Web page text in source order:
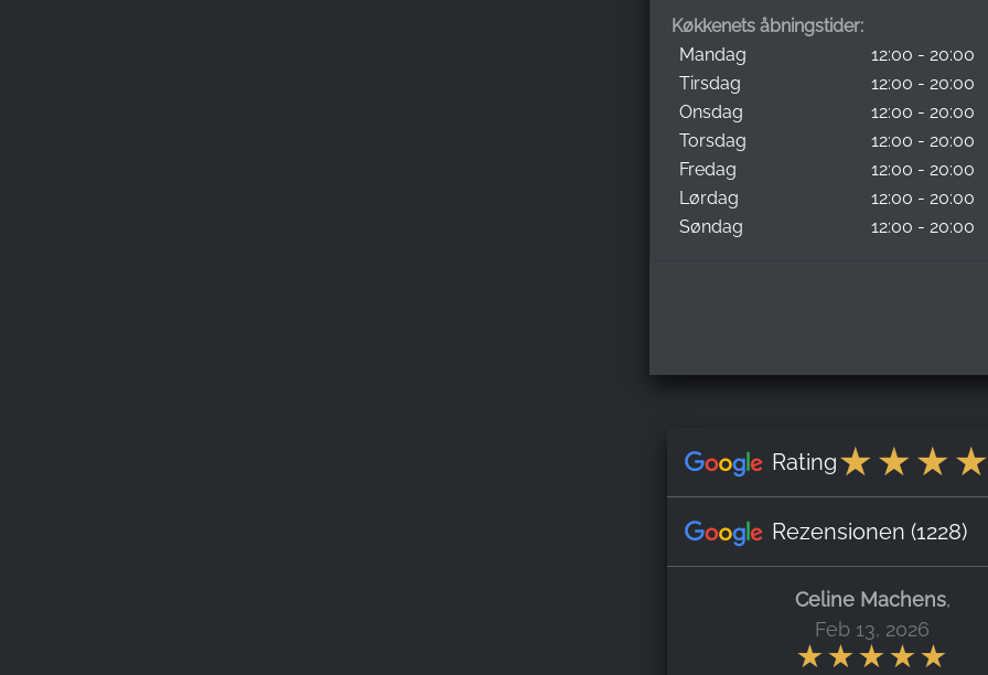
Køkkenets åbningstider:
Mandag
12:00 - 20:00
Tirsdag
12:00 - 20:00
Onsdag
12:00 - 20:00
Torsdag
12:00 - 20:00
Fredag
12:00 - 20:00
Lørdag
12:00 - 20:00
Søndag
12:00 - 20:00
Rating
Rezensionen (1228)
Celine Machens,
Feb 13, 2026